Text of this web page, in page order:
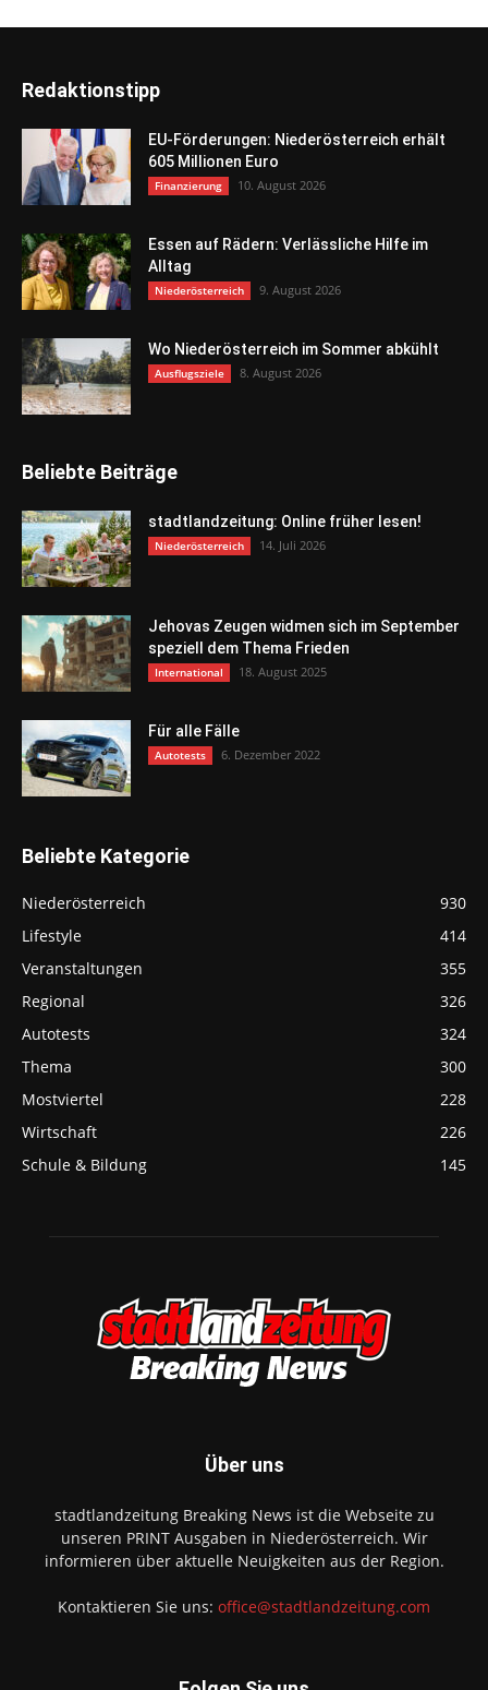
Redaktionstipp
EU-Förderungen: Niederösterreich erhält
605 Millionen Euro
Finanzierung 10. August 2026
Essen auf Rädern: Verlässliche Hilfe im
Alltag
Niederösterreich 9. August 2026
Wo Niederösterreich im Sommer abkühlt
Ausflugsziele 8. August 2026
Beliebte Beiträge
stadtlandzeitung: Online früher lesen!
Niederösterreich 14. Juli 2026
Jehovas Zeugen widmen sich im September
speziell dem Thema Frieden
International 18. August 2025
Für alle Fälle
Autotests 6. Dezember 2022
Beliebte Kategorie
Niederösterreich
930
Lifestyle
414
Veranstaltungen
355
Regional
326
Autotests
324
Thema
300
Mostviertel
228
Wirtschaft
226
Schule & Bildung
145
Über uns
stadtlandzeitung Breaking News ist die Webseite zu
unseren PRINT Ausgaben in Niederösterreich. Wir
informieren über aktuelle Neuigkeiten aus der Region.
Kontaktieren Sie uns: office@stadtlandzeitung.com